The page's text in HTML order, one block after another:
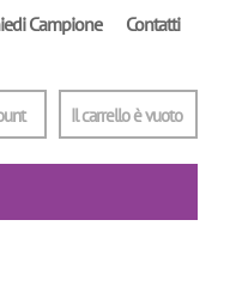
Campione Contatti
Il carrello è vuoto